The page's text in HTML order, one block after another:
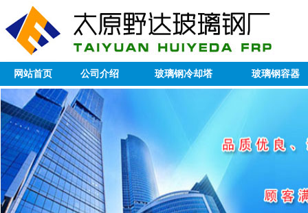
网站首页 公司介绍 玻璃钢冷却塔 玻璃钢容器